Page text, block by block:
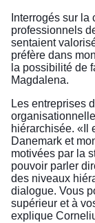
Interrogés sur
professionnels
sentaient
préfère dans
la possibilité de
Magdalena.
Les entreprises
hiérarchisée. «Il
Danemark et
motivées par la
pouvoir parler
des niveaux
dialogue. Vous
supérieur et à
explique